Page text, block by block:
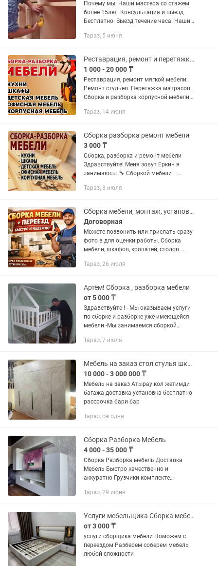
Почему мы. Наши мастера со стажем
более 15лет. Консультация и выезд
Бесплатно. Выезд течение часа. Наши
корпусной мебели при переезде и не
Тараз, 5 июня
Реставрация, ремонт и перетяжка мягкой мебели. Сборка и разборка мебели.
1 000 - 20 000 ₸
Реставрация, ремонт мягкой мебели.
Ремонт стульев. Перетяжка матрасов.
Сборка и разборка корпусной мебели.
Тараз, 14 июня
Сборка разборка ремонт мебели
3 000 ₸
Сборка, разборка и ремонт мебели
Здравствуйте! Меня зовут Еркин я
занимаюсь: 🔧 Сборкой мебели —
другое. 🪛 Разборкой мебели — для
Тараз, 8 июля
Сборка мебели, монтаж, установка кронштейнов
Договорная
Можете позвонить или прислать сразу
фото в для оценки работы. Сборка
мебели, шкафов, кроватей, столов.
Быстро, качественно, недорого.
Тараз, 26 июля
Артём! Сборка , разборка мебели
от 5 000 ₸
Здравствуйте ! - Мы оказываем услуги
по сборке и разборке уже имеющейся
мебели -Мы занимаемся сборкой
магазинов , и с интернет магазинов! -
Тараз, 7 июля
Мебель на заказ стол стулья шкаф кухонный гарнитур
10 000 - 3 000 000 ₸
Мебель на заказ Атырау кол жетимди
багажа доставка установка бесплатно
рассрочка бари бар
Тараз, сегодня
Сборка Разборка Мебель
4 000 - 35 000 ₸
Сборка Разборка мебель Доставка
Мебель Быстро качественно и
аккуратно Грузчики комплекте
Кронштейн на телевизор Карнизы
плита...
Тараз, 29 июня
Услуги мебельщика Сборка мебели любой сложности
от 3 000 ₸
услуги сборщика мебели Поможем с
переездом Разберем соберем мебель
любой сложности